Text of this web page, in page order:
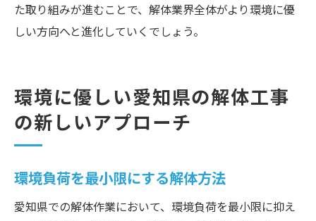
た取り組みが進むことで、解体業界全体がより環境に優
しい方向へと進化していくでしょう。
環境に優しい愛知県の解体工事
の新しいアプローチ
環境負荷を最小限にする解体方法
愛知県での解体作業において、環境負荷を最小限に抑え